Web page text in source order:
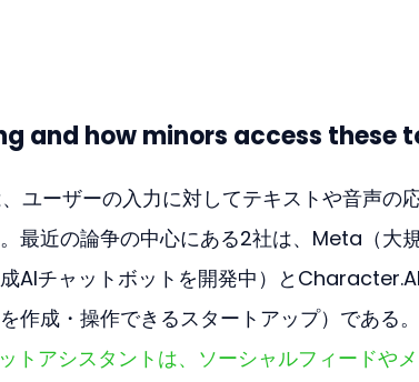
and how minors access these
ユーザーの入力に対してテキストや音声の
最近の論争の中心にある2社は、Meta（大
AIチャットボットを開発中）と
作成・操作できるスタートアップ）である。
トアシスタントは、ソーシャルフィードや